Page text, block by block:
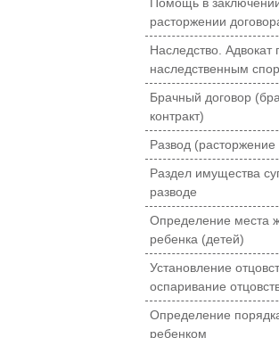
расторжении
Наследство. Адвокат
наследственным
Брачный договор
контракт)
Развод (расторжение
Раздел имущества
разводе
Определение места
ребенка (детей)
Установление
оспаривание
Определение
ребенком